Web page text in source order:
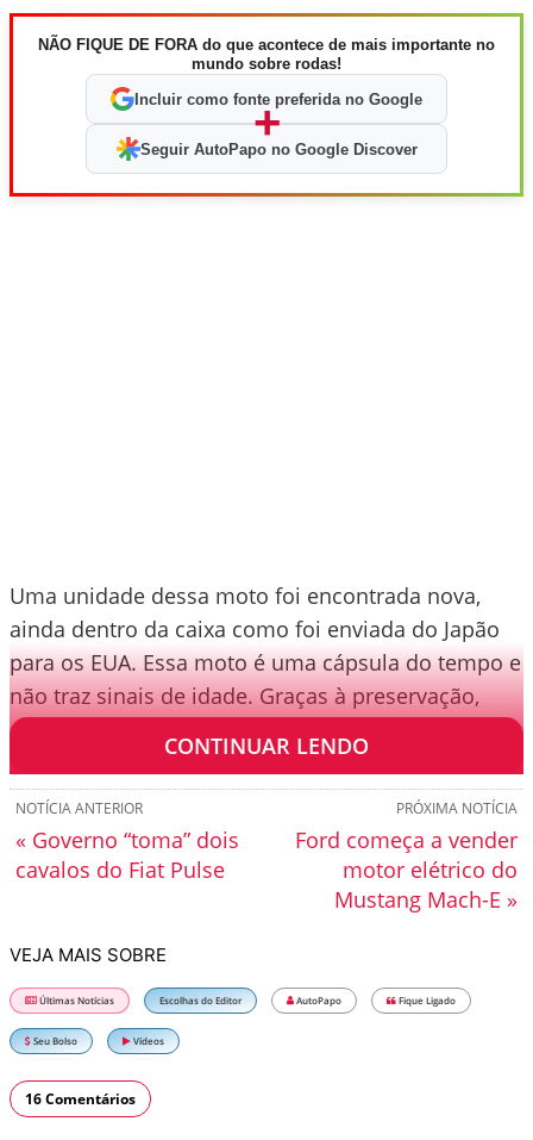
NÃO FIQUE DE FORA do que acontece de mais importante no
mundo sobre rodas!
Incluir como fonte preferida no Google
+
Seguir AutoPapo no Google Discover
Uma unidade dessa moto foi encontrada nova,
ainda dentro da caixa como foi enviada do Japão
para os EUA. Essa moto é uma cápsula do tempo e
não traz sinais de idade. Graças à preservação,
essa Yamaha fugiu da oxidação.
CONTINUAR LENDO
PRÓXIMA NOTÍCIA
Ford começa a vender
motor elétrico do
Mustang Mach-E »
NOTÍCIA ANTERIOR
« Governo “toma” dois
cavalos do Fiat Pulse
VEJA MAIS SOBRE
Últimas Notícias Escolhas do Editor AutoPapo Fique Ligado
Seu Bolso Vídeos
16 Comentários